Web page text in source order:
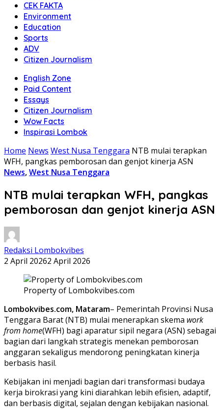
CEK FAKTA
Environment
Education
Sports
ADV
Citizen Journalism
English Zone
Paid Content
Essays
Citizen Journalism
Wow Facts
Inspirasi Lombok
Home News West Nusa Tenggara NTB mulai terapkan
WFH, pangkas pemborosan dan genjot kinerja ASN
News,West Nusa Tenggara
NTB mulai terapkan WFH, pangkas
pemborosan dan genjot kinerja ASN
Redaksi Lombokvibes
2 April 20262 April 2026
Property of Lombokvibes.com
Lombokvibes.com, Mataram– Pemerintah Provinsi Nusa
Tenggara Barat (NTB) mulai menerapkan skema work
from home(WFH) bagi aparatur sipil negara (ASN) sebagai
bagian dari langkah strategis menekan pemborosan
anggaran sekaligus mendorong peningkatan kinerja
berbasis hasil.
Kebijakan ini menjadi bagian dari transformasi budaya
kerja birokrasi yang kini diarahkan lebih efisien, adaptif,
dan berbasis digital, sejalan dengan kebijakan nasional.